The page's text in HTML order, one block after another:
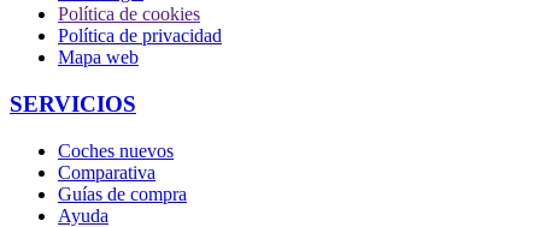
Política de cookies
Política de privacidad
Mapa web
SERVICIOS
Coches nuevos
Comparativa
Guías de compra
Ayuda